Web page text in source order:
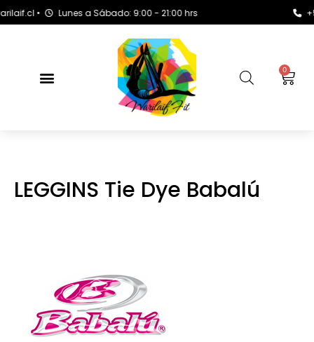
• Lunes a Sábado: 9:00 - 21:00 hrs
0
LEGGINS Tie Dye Babalú